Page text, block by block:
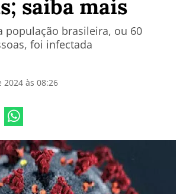
saiba mais
população brasileira, ou 60
foi infectada
às 08:26